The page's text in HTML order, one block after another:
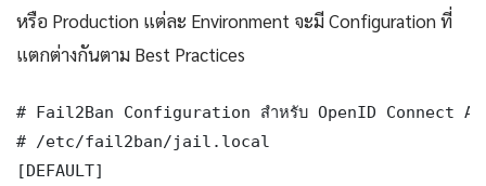
หรือ Production แต่ละ Environment จะมี Configuration ที่
แตกต่างกันตาม Best Practices
# Fail2Ban Configuration สำหรับ OpenID Connect
# /etc/fail2ban/jail.local
[DEFAULT]